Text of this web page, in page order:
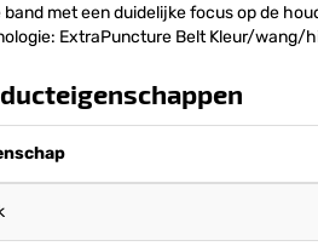
band met een duidelijke focus op de
ExtraPuncture Belt Kleur/wang/